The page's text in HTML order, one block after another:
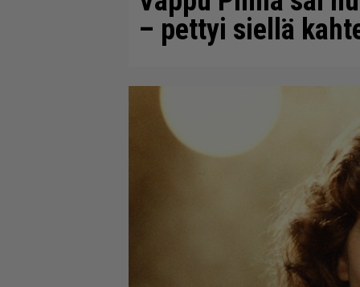
– pettyi siellä